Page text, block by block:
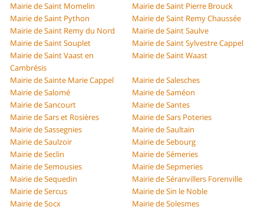
Mairie de Saint Momelin
Mairie de Saint Pierre Brouck
Mairie de Saint Python
Mairie de Saint Remy Chaussée
Mairie de Saint Remy du Nord
Mairie de Saint Saulve
Mairie de Saint Souplet
Mairie de Saint Sylvestre Cappel
Mairie de Saint Vaast en
Cambrésis
Mairie de Saint Waast
Mairie de Sainte Marie Cappel
Mairie de Salesches
Mairie de Salomé
Mairie de Saméon
Mairie de Sancourt
Mairie de Santes
Mairie de Sars et Rosières
Mairie de Sars Poteries
Mairie de Sassegnies
Mairie de Saultain
Mairie de Saulzoir
Mairie de Sebourg
Mairie de Seclin
Mairie de Sémeries
Mairie de Semousies
Mairie de Sepmeries
Mairie de Sequedin
Mairie de Séranvillers Forenville
Mairie de Sercus
Mairie de Sin le Noble
Mairie de Socx
Mairie de Solesmes